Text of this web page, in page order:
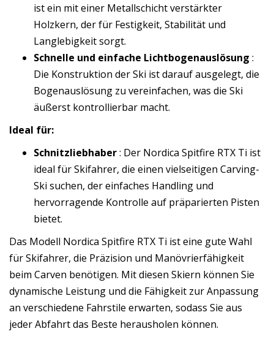
ist ein mit einer Metallschicht verstärkter
Holzkern, der für Festigkeit, Stabilität und
Langlebigkeit sorgt.
Schnelle und einfache Lichtbogenauslösung :
Die Konstruktion der Ski ist darauf ausgelegt, die
Bogenauslösung zu vereinfachen, was die Ski
äußerst kontrollierbar macht.
Ideal für:
Schnitzliebhaber: Der Nordica Spitfire RTX Ti ist
ideal für Skifahrer, die einen vielseitigen Carving-
Ski suchen, der einfaches Handling und
hervorragende Kontrolle auf präparierten Pisten
bietet.
Das Modell Nordica Spitfire RTX Ti ist eine gute Wahl
für Skifahrer, die Präzision und Manövrierfähigkeit
beim Carven benötigen. Mit diesen Skiern können Sie
dynamische Leistung und die Fähigkeit zur Anpassung
an verschiedene Fahrstile erwarten, sodass Sie aus
jeder Abfahrt das Beste herausholen können.